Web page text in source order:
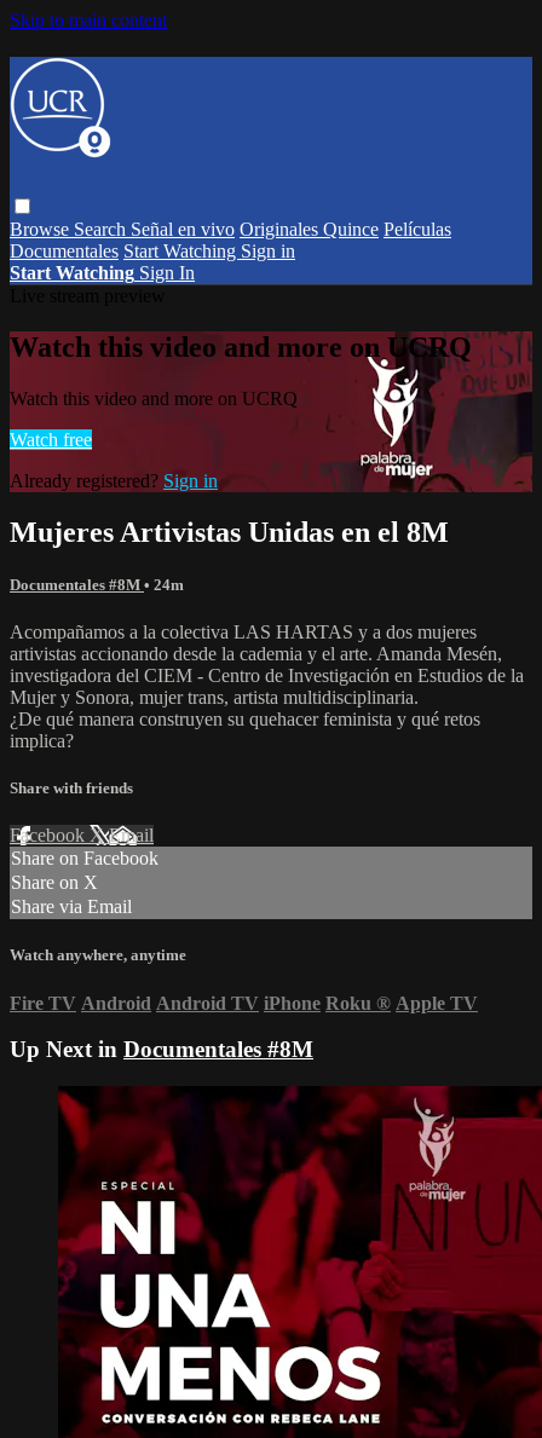
Skip to main content
Browse Search Señal en vivo Originales Quince Películas
Documentales Start Watching Sign in
Start Watching Sign In
Watch this video and more on UCRQ
Watch this video and more on UCRQ
Watch free
Already registered? Sign in
Mujeres Artivistas Unidas en el 8M
Documentales #8M • 24m
Acompañamos a la colectiva LAS HARTAS y a dos mujeres
artivistas accionando desde la cademia y el arte. Amanda Mesén,
investigadora del CIEM - Centro de Investigación en Estudios de la
Mujer y Sonora, mujer trans, artista multidisciplinaria.
¿De qué manera construyen su quehacer feminista y qué retos
implica?
Share with friends
Facebook XEmail
Share on Facebook
Share on X
Share via Email
Watch anywhere, anytime
Fire TV Android Android TV iPhone Roku ® Apple TV
Up Next in Documentales #8M